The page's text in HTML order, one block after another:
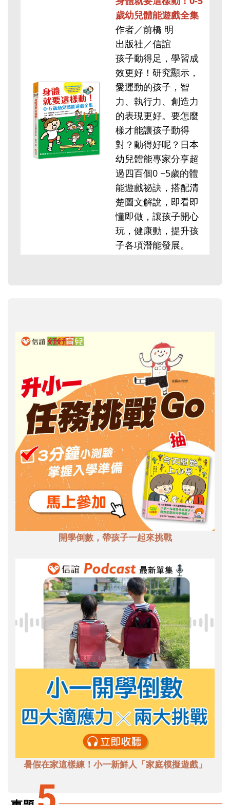
歲幼兒體能遊戲全集
作者／前橋 明
出版社／信誼
孩子動得足，學習成
效更好！研究顯示，
愛運動的孩子，智
力、執行力、創造力
的表現更好。要怎麼
樣才能讓孩子動得
對？動得好呢？日本
幼兒體能專家分享超
過四百個0 ~5歲的體
能遊戲祕訣，搭配清
楚圖文解說，即看即
懂即做，讓孩子開心
玩，健康動，提升孩
子各項潛能發展。
開學倒數，帶孩子一起來挑戰
暑假在家這樣練！小一新鮮人「家庭模擬遊戲」